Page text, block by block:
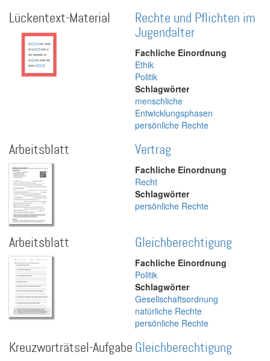
Lückentext-Material
Rechte und Pflichten im
Jugendalter
Fachliche Einordnung
Ethik
Politik
Schlagwörter
menschliche
Entwicklungsphasen
persönliche Rechte
Arbeitsblatt Vertrag
Fachliche Einordnung
Recht
Schlagwörter
persönliche Rechte
Arbeitsblatt Gleichberechtigung
Fachliche Einordnung
Politik
Schlagwörter
Gesellschaftsordnung
natürliche Rechte
persönliche Rechte
Kreuzworträtsel-Aufgabe Gleichberechtigung